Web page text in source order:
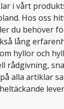
i vårt
Hos oss
du behöver
lång
hyllor och
rådgivning,
alla artiklar